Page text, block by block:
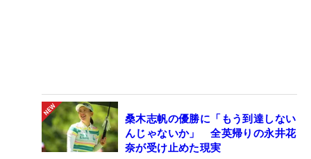
桑木志帆の優勝に「もう到達しない
んじゃないか」 全英帰りの永井花
奈が受け止めた現実